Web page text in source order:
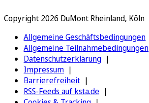
Copyright 2026 DuMont Rheinland, Köln
Allgemeine Geschäftsbedingungen
Allgemeine Teilnahmebedingungen
Datenschutzerklärung
Impressum
Barrierefreiheit
RSS-Feeds auf ksta.de